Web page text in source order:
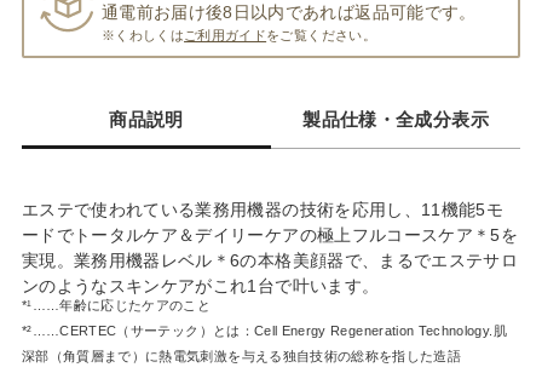
通電前お届け後8日以内であれば返品可能です。
※くわしくは ご利用ガイドをご覧ください。
商品説明 製品仕様・全成分表示
エステで使われている業務用機器の技術を応用し、11機能5モ
ードでトータルケア＆デイリーケアの極上フルコースケア＊5を
実現。業務用機器レベル＊6の本格美顔器で、まるでエステサロ
ンのようなスキンケアがこれ1台で叶います。
*¹……年齢に応じたケアのこと
*²……CERTEC（サーテック）とは：Cell Energy Regeneration Technology.肌
深部（角質層まで）に熱電気刺激を与える独自技術の総称を指した造語